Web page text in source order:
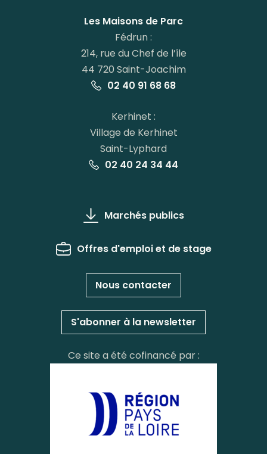
Facebook
Instagram
Linkedin
Youtube
Les Maisons de Parc
Fédrun :
214, rue du Chef de l’île
44 720 Saint-Joachim
02 40 91 68 68
Kerhinet :
Village de Kerhinet
Saint-Lyphard
02 40 24 34 44
Marchés publics
Offres d'emploi et de stage
Nous contacter
S'abonner à la newsletter
Ce site a été cofinancé par :